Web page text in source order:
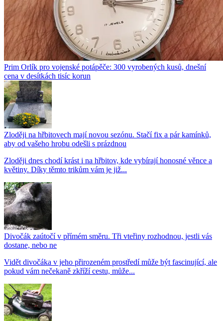
Prim Orlík pro vojenské potápěče: 300 vyrobených kusů, dnešní
cena v desítkách tisíc korun
Zloději na hřbitovech mají novou sezónu. Stačí fix a pár kamínků,
aby od vašeho hrobu odešli s prázdnou
Zloději dnes chodí krást i na hřbitov, kde vybírají honosné věnce a
květiny. Díky těmto trikům vám je již...
Divočák zaútočí v přímém směru. Tři vteřiny rozhodnou, jestli vás
dostane, nebo ne
Vidět divočáka v jeho přirozeném prostředí může být fascinující, ale
pokud vám nečekaně zkříží cestu, může...